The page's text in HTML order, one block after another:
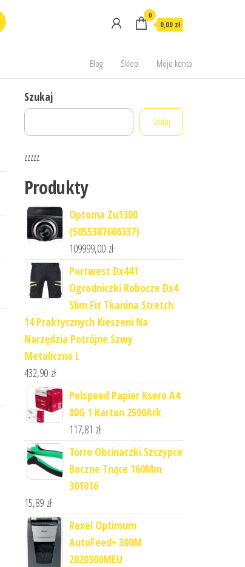
0
0,00 zł
Blog Sklep Moje konto
Szukaj
Szukaj
zzzzz
Produkty
Optoma Zu1300
(5055387666337)
109999,00 zł
Portwest Dx441
Ogrodniczki Robocze Dx4
Slim Fit Tkanina Stretch
14 Praktycznych Kieszeni Na
Narzędzia Potrójne Szwy
Metaliczno L
432,90 zł
Polspeed Papier Ksero A4
80G 1 Karton 2500Ark
117,81 zł
Torro Obcinaczki Szczypce
Boczne Tnące 160Mm
301016
15,89 zł
Rexel Optimum
AutoFeed+ 300M
2020300MEU